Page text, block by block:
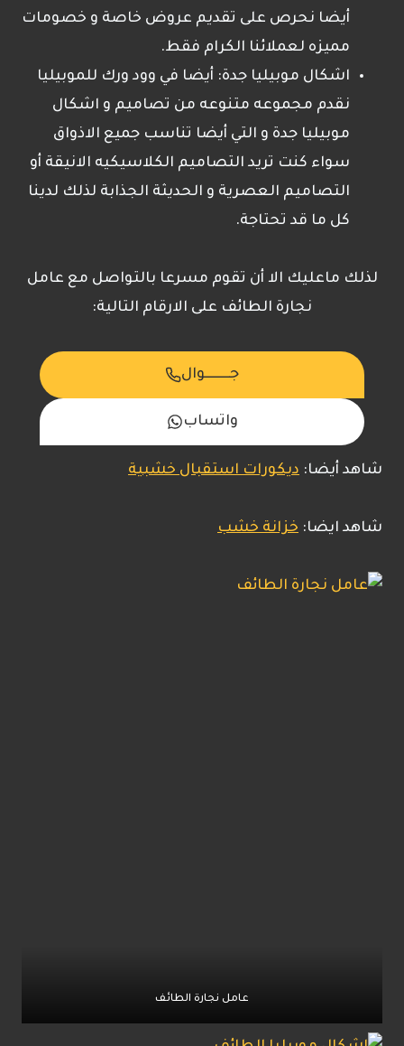
أيضا نحرص على تقديم عروض خاصة و خصومات
مميزه لعملائنا الكرام فقط.
اشكال موبيليا جدة: أيضا في وود ورك للموبيليا
نقدم مجموعه متنوعه من تصاميم و اشكال
موبيليا جدة و التي أيضا تناسب جميع الاذواق
سواء كنت تريد التصاميم الكلاسيكيه الانيقة أو
التصاميم العصرية و الحديثة الجذابة لذلك لدينا
كل ما قد تحتاجة.
لذلك ماعليك الا أن تقوم مسرعا بالتواصل مع عامل
نجارة الطائف على الارقام التالية:
جـــــــــوال
واتساب
شاهد أيضا: ديكورات استقبال خشبية
شاهد ايضا: خزانة خشب
عامل نجارة الطائف